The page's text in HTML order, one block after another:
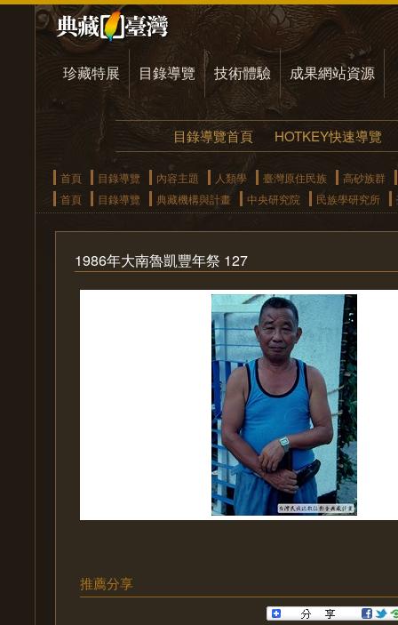
珍藏特展 目錄導覽 技術體驗 成果網站資源
目錄導覽首頁 HOTKEY快速導覽
首頁 目錄導覽 內容主題 人類學 臺灣原住民族
高砂族群
首頁
目錄導覽 典藏機構與計畫 中央研究院 民族學研究所
1986年大南魯凱豐年祭 127
推薦分享